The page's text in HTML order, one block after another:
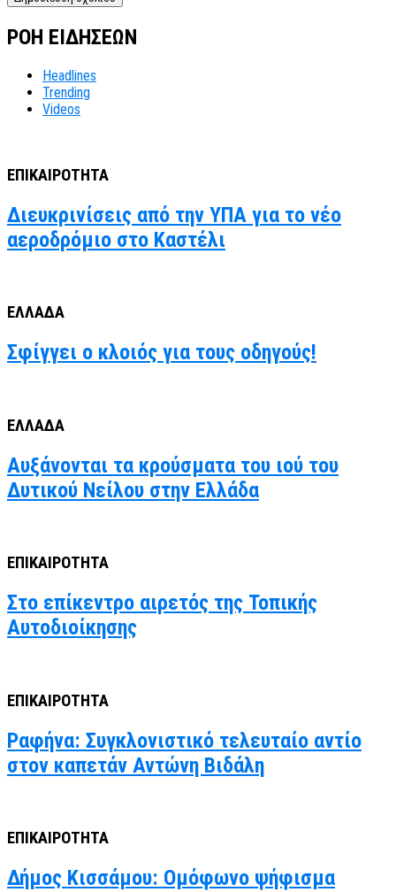
ΡΟΗ ΕΙΔΗΣΕΩΝ
Headlines
Trending
Videos
ΕΠΙΚΑΙΡΟΤΗΤΑ
Διευκρινίσεις από την ΥΠΑ για το νέο
αεροδρόμιο στο Καστέλι
ΕΛΛΑΔΑ
Σφίγγει ο κλοιός για τους οδηγούς!
ΕΛΛΑΔΑ
Αυξάνονται τα κρούσματα του ιού του
Δυτικού Νείλου στην Ελλάδα
ΕΠΙΚΑΙΡΟΤΗΤΑ
Στο επίκεντρο αιρετός της Τοπικής
Αυτοδιοίκησης
ΕΠΙΚΑΙΡΟΤΗΤΑ
Ραφήνα: Συγκλονιστικό τελευταίο αντίο
στον καπετάν Αντώνη Βιδάλη
ΕΠΙΚΑΙΡΟΤΗΤΑ
Δήμος Κισσάμου: Ομόφωνο ψήφισμα